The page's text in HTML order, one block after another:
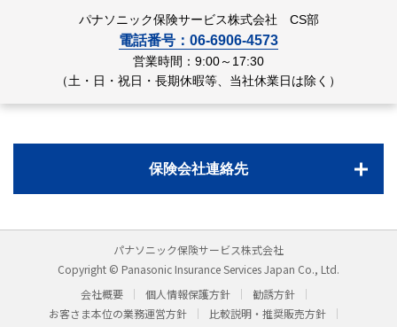
パナソニック保険サービス株式会社 CS部
電話番号：06-6906-4573
営業時間：9:00～17:30
（土・日・祝日・長期休暇等、当社休業日は除く）
保険会社連絡先
パナソニック保険サービス株式会社
Copyright © Panasonic Insurance Services Japan Co., Ltd.
会社概要
個人情報保護方針
勧誘方針
お客さま本位の業務運営方針
比較説明・推奨販売方針